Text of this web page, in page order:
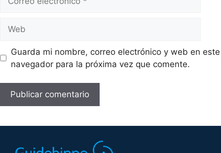
Guarda mi nombre, correo electrónico y web en este
navegador para la próxima vez que comente.